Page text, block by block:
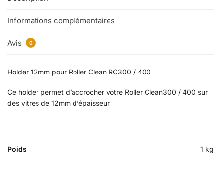
Informations complémentaires
Avis 0
Holder 12mm pour Roller Clean RC300 / 400
Ce holder permet d’accrocher votre Roller Clean300 / 400 sur
des vitres de 12mm d’épaisseur.
Poids 1 kg